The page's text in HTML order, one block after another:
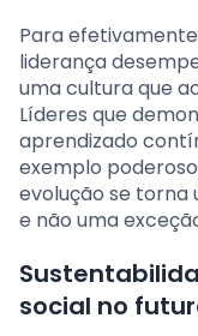
Para
liderança
uma cultura que
Líderes que
aprendizado
exemplo
evolução se
e não uma
social no